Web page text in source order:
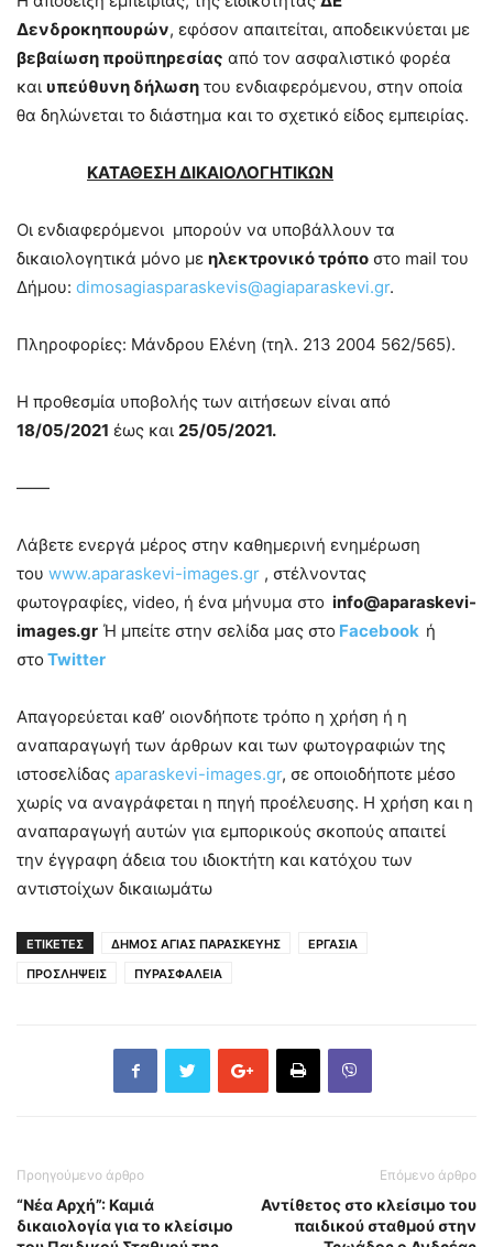
Δενδροκηπουρών, εφόσον απαιτείται, αποδεικνύεται με
βεβαίωση προϋπηρεσίας από τον ασφαλιστικό φορέα
και υπεύθυνη δήλωση του ενδιαφερόμενου, στην οποία
θα δηλώνεται το διάστημα και το σχετικό είδος εμπειρίας.
ΚΑΤΑΘΕΣΗ ΔΙΚΑΙΟΛΟΓΗΤΙΚΩΝ
Οι ενδιαφερόμενοι μπορούν να υποβάλλουν τα
δικαιολογητικά μόνο με ηλεκτρονικό τρόπο στο mail του
Δήμου: dimosagiasparaskevis@agiaparaskevi.gr.
Πληροφορίες: Μάνδρου Ελένη (τηλ. 213 2004 562/565).
Η προθεσμία υποβολής των αιτήσεων είναι από
18/05/2021 έως και 25/05/2021.
——
Λάβετε ενεργά μέρος στην καθημερινή ενημέρωση
του www.aparaskevi-images.gr , στέλνοντας
φωτογραφίες, video, ή ένα μήνυμα στο info@aparaskevi-
images.gr Ή μπείτε στην σελίδα μας στο Facebook ή
στο Twitter
Απαγορεύεται καθ’ οιονδήποτε τρόπο η χρήση ή η
αναπαραγωγή των άρθρων και των φωτογραφιών της
ιστοσελίδας aparaskevi-images.gr, σε οποιοδήποτε μέσο
χωρίς να αναγράφεται η πηγή προέλευσης. Η χρήση και η
αναπαραγωγή αυτών για εμπορικούς σκοπούς απαιτεί
την έγγραφη άδεια του ιδιοκτήτη και κατόχου των
αντιστοίχων δικαιωμάτω
ΕΤΙΚΕΤΕΣ ΔΗΜΟΣ ΑΓΙΑΣ ΠΑΡΑΣΚΕΥΗΣ
ΕΡΓΑΣΙΑ
ΠΡΟΣΛΗΨΕΙΣ
ΠΥΡΑΣΦΑΛΕΙΑ
Προηγούμενο άρθρο
“Νέα Αρχή”: Καμιά
δικαιολογία για το κλείσιμο
Επόμενο άρθρο
Αντίθετος στο κλείσιμο του
παιδικού σταθμού στην